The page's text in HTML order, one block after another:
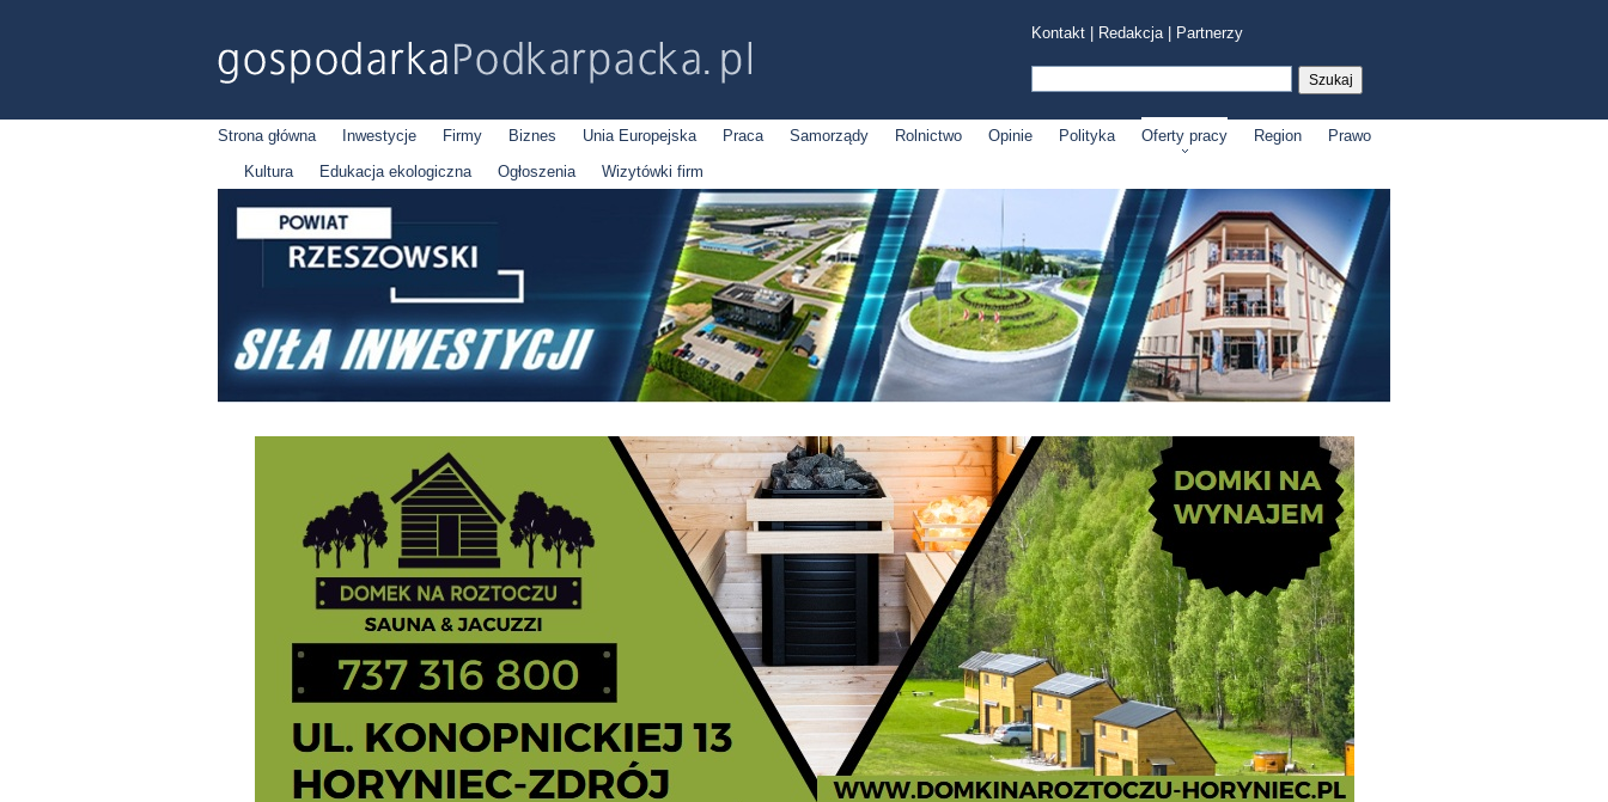
Kontakt Redakcja| Partnerzy
Strona główna Inwestycje Firmy Biznes Unia Europejska Praca Samorządy Rolnictwo Opinie Polityka Oferty pracy Region
Prawo
Kultura
Edukacja ekologiczna Ogłoszenia Wizytówki firm